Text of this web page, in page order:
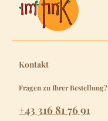
Kontakt
Fragen zu Ihrer Bestellung?
+43 316 81 76 91